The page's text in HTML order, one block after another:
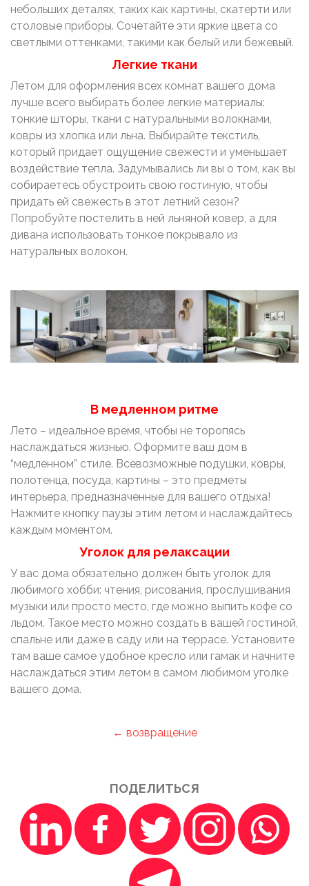
небольших деталях, таких как картины, скатерти или
столовые приборы. Сочетайте эти яркие цвета со
светлыми оттенками, такими как белый или бежевый.
Легкие ткани
Летом для оформления всех комнат вашего дома
лучше всего выбирать более легкие материалы:
тонкие шторы, ткани с натуральными волокнами,
ковры из хлопка или льна. Выбирайте текстиль,
который придает ощущение свежести и уменьшает
воздействие тепла. Задумывались ли вы о том, как вы
собираетесь обустроить свою гостиную, чтобы
придать ей свежесть в этот летний сезон?
Попробуйте постелить в ней льняной ковер, а для
дивана использовать тонкое покрывало из
натуральных волокон.
В медленном ритме
Лето – идеальное время, чтобы не торопясь
наслаждаться жизнью. Оформите ваш дом в
“медленном” стиле. Всевозможные подушки, ковры,
полотенца, посуда, картины – это предметы
интерьера, предназначенные для вашего отдыха!
Нажмите кнопку паузы этим летом и наслаждайтесь
каждым моментом.
Уголок для релаксации
У вас дома обязательно должен быть уголок для
любимого хобби: чтения, рисования, прослушивания
музыки или просто место, где можно выпить кофе со
льдом. Такое место можно создать в вашей гостиной,
спальне или даже в саду или на террасе. Установите
там ваше самое удобное кресло или гамак и начните
наслаждаться этим летом в самом любимом уголке
вашего дома.
← возвращение
ПОДЕЛИТЬСЯ